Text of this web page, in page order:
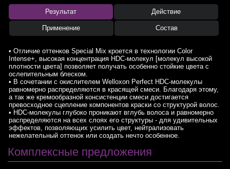
Результат Действие
Применение Состав
• Отличие оттенков Special Mix кроется в технологии Color
Intense+, высокая концентрация HDC-молекул [молекул высокой
плотности цвета] позволяет получать особенно стойкие цвета с
ослепительным блеском.
• В сочетании с окислителем Welloxon Perfect HDC-молекулы
равномерно распределяются в красящей смеси. Благодаря этому,
а так же кремообразной консистенции смеси достигается
превосходное сцепление компонентов краски со структурой волос.
• HDC-молекулы глубоко проникают вглубь волоса и равномерно
распределяются на всех слоях его структуры - для удивительных
эффектов, позволяющих усилить цвет, нейтрализовать
нежелательный оттенок или создать нечто особенное.
Комплексные предложения